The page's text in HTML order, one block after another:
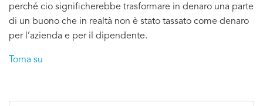
perché cio significherebbe trasformare in denaro una parte
di un buono che in realtà non è stato tassato come denaro
per l’azienda e per il dipendente.
Torna su